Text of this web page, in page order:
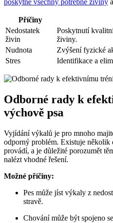
poskytne všechny potřebné živiny
Příčiny
Nedostatek
živin
Poskytnutí
živiny.
Nudnota
Zvýšení fyzické
Stres
Identifikace a
Odborné rady k
výchově psa
Vyjídání výkalů je pro mnoho
odporný problém. Existuje několik
provádí, a je důležité porozumět
nalézt vhodné řešení.
Možné příčiny:
Pes může jíst výkaly z
stravě.
Chování může být spojeno